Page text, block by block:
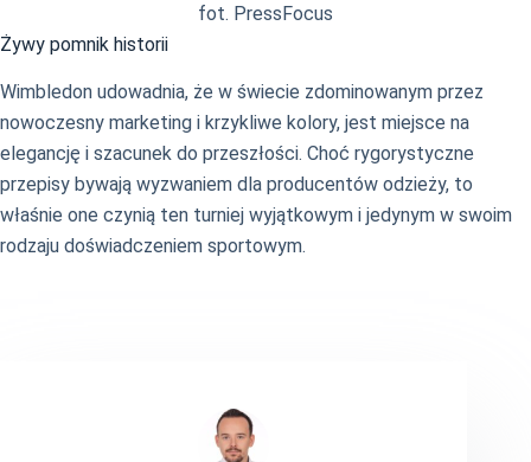
fot. PressFocus
Żywy pomnik historii
Wimbledon udowadnia, że w świecie zdominowanym przez
nowoczesny marketing i krzykliwe kolory, jest miejsce na
elegancję i szacunek do przeszłości. Choć rygorystyczne
przepisy bywają wyzwaniem dla producentów odzieży, to
właśnie one czynią ten turniej wyjątkowym i jedynym w swoim
rodzaju doświadczeniem sportowym.